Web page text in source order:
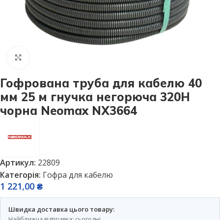
Гофрована труба для кабелю 40
мм 25 м гнучка негорюча 320Н
чорна Neomax NX3664
Артикул: 22809
Категорія: Гофра для кабелю
1 221,00 ₴
Швидка доставка цього товару: